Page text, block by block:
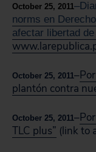
October 25, 2011–
norms en
afectar libertad
October 25, 2011–
plantón contra
October 25, 2011–
TLC plus” (link to